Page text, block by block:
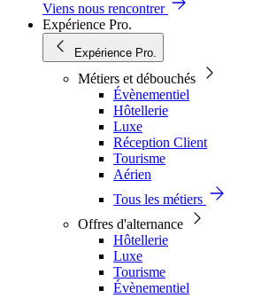
Viens nous rencontrer
Expérience Pro.
Expérience Pro.
Métiers et débouchés
Évènementiel
Hôtellerie
Luxe
Réception Client
Tourisme
Aérien
Tous les métiers
Offres d'alternance
Hôtellerie
Luxe
Tourisme
Évènementiel